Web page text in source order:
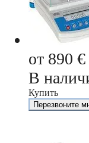
от 890 €
В
Купить
Перезвоните